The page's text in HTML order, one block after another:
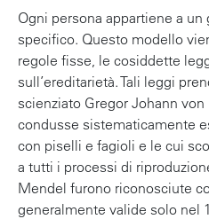
Ogni persona appartiene a
specifico. Questo modello
regole fisse, le cosiddette
sull’ereditarietà. Tali leggi
scienziato Gregor Johann
condusse sistematicamente
con piselli e fagioli e le cui
a tutti i processi di
Mendel furono riconosciute
generalmente valide solo nel